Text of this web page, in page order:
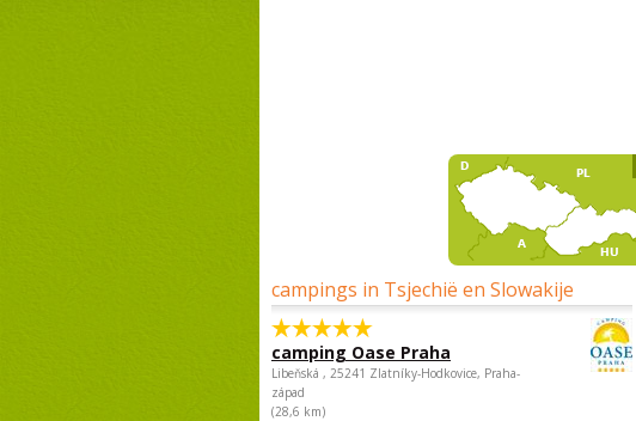
campings in Tsjechië en Slowakije
camping Oase Praha
Libeňská , 25241 Zlatníky-Hodkovice, Praha-
západ
(28,6 km)